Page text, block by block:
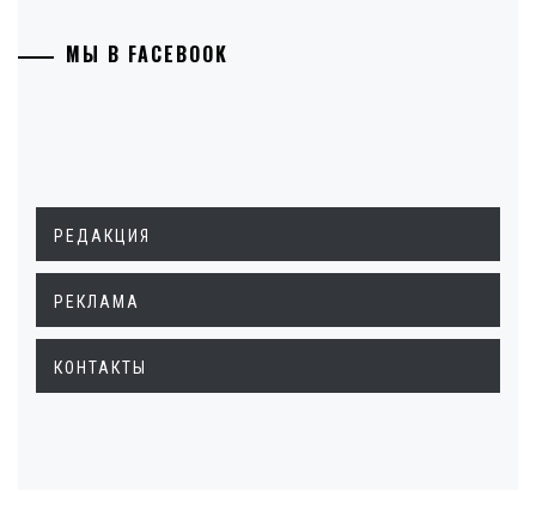
МЫ В FACEBOOK
РЕДАКЦИЯ
РЕКЛАМА
КОНТАКТЫ